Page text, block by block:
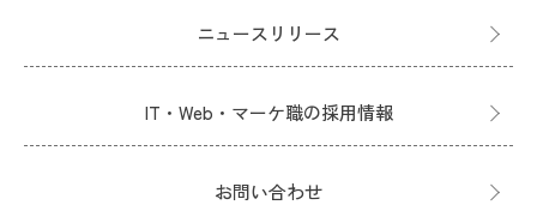
ニュースリリース
IT・Web・マーケ職の採用情報
お問い合わせ